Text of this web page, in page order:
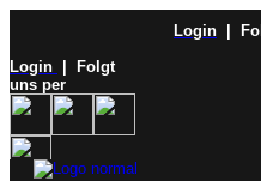
Login
|
Login
| Folgt
uns per